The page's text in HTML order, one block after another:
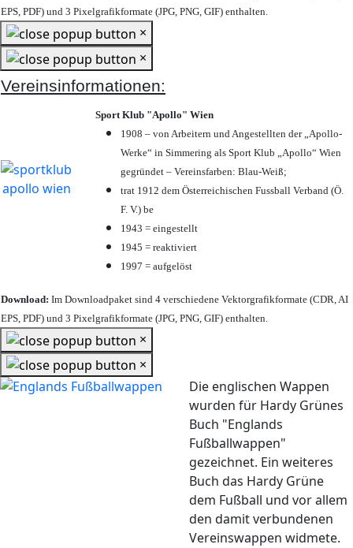
EPS, PDF) und 3 Pixelgrafikformate (JPG, PNG, GIF) enthalten.
×
×
Vereinsinformationen:
Sport Klub "Apollo" Wien
1908 – von Arbeitern und Angestellten der „Apollo-
Werke“ in Simmering als Sport Klub „Apollo“ Wien
gegründet – Vereinsfarben: Blau-Weiß;
trat 1912 dem Österreichischen Fussball Verband (Ö.
F. V.) be
1943 = eingestellt
1945 = reaktiviert
1997 = aufgelöst
Download: Im Downloadpaket sind 4 verschiedene Vektorgrafikformate (CDR, AI
EPS, PDF) und 3 Pixelgrafikformate (JPG, PNG, GIF) enthalten.
×
×
Die englischen Wappen
wurden für Hardy Grünes
Buch "Englands
Fußballwappen"
gezeichnet. Ein weiteres
Buch das Hardy Grüne
dem Fußball und vor allem
den damit verbundenen
Vereinswappen widmete.